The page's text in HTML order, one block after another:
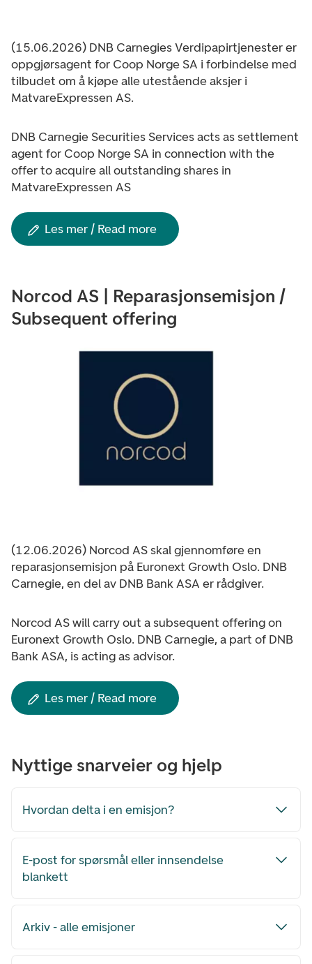
(15.06.2026) DNB Carnegies Verdipapirtjenester er
oppgjørsagent for Coop Norge SA i forbindelse med
tilbudet om å kjøpe alle utestående aksjer i
MatvareExpressen AS.
DNB Carnegie Securities Services acts as settlement
agent for Coop Norge SA in connection with the
offer to acquire all outstanding shares in
MatvareExpressen AS
Les mer / Read more
Norcod AS | Reparasjonsemisjon /
Subsequent offering
(12.06.2026) Norcod AS skal gjennomføre en
reparasjonsemisjon på Euronext Growth Oslo. DNB
Carnegie, en del av DNB Bank ASA er rådgiver.
Norcod AS will carry out a subsequent offering on
Euronext Growth Oslo. DNB Carnegie, a part of DNB
Bank ASA, is acting as advisor.
Les mer / Read more
Nyttige snarveier og hjelp
Hvordan delta i en emisjon?
E-post for spørsmål eller innsendelse
blankett
Arkiv - alle emisjoner